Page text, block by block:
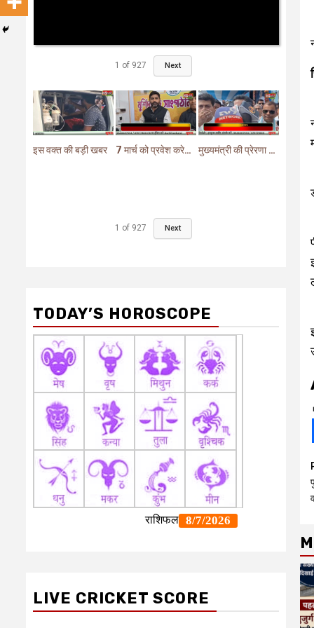
1 of 927 Next
इस वक्त की बड़ी खबर 7 मार्च को प्रवेश करेगा मुर्शिदाबाद में बीजेपी का परिवर्तन यात्रा रथ मुख्यमंत्री की प्रेरणा से दो महत्वपूर्ण योजनाओं का हुआ शिलान्यास
1 of 927 Next
TODAY’S HOROSCOPE
LIVE CRICKET SCORE